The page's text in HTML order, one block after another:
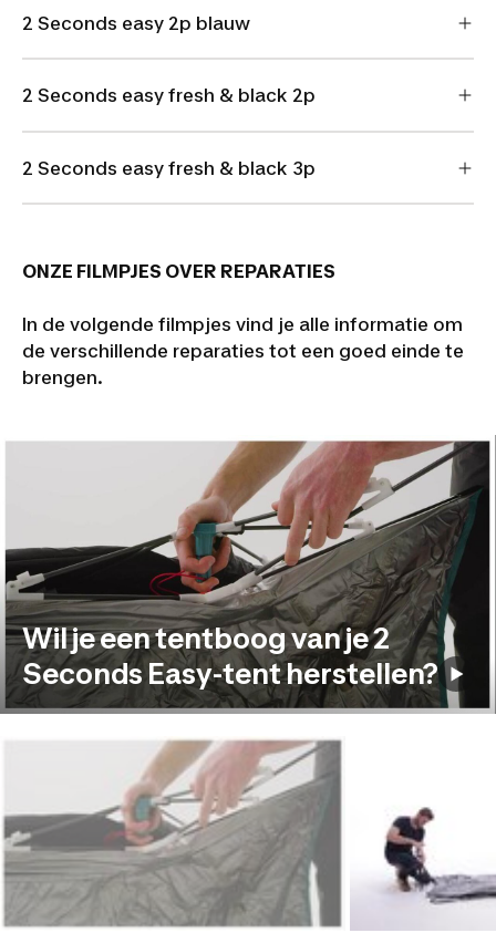
2 Seconds easy 2p blauw
2 Seconds easy fresh & black 2p
2 Seconds easy fresh & black 3p
ONZE FILMPJES OVER REPARATIES
In de volgende filmpjes vind je alle informatie om
de verschillende reparaties tot een goed einde te
brengen.
Wil je een tentboog van je 2
Seconds Easy-tent herstellen?